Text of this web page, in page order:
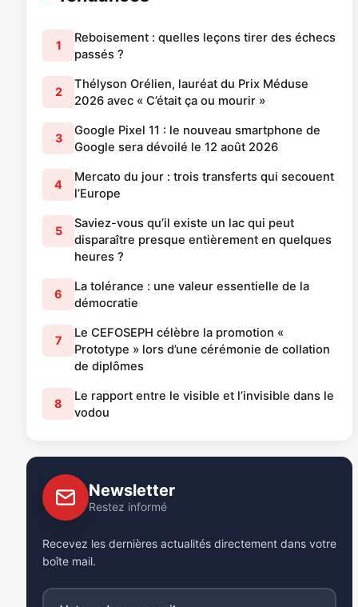
1
Reboisement : quelles leçons tirer des échecs
passés ?
2
Thélyson Orélien, lauréat du Prix Méduse
2026 avec « C’était ça ou mourir »
3
Google Pixel 11 : le nouveau smartphone de
Google sera dévoilé le 12 août 2026
4
Mercato du jour : trois transferts qui secouent
l’Europe
5
Saviez-vous qu’il existe un lac qui peut
disparaître presque entièrement en quelques
heures ?
6
La tolérance : une valeur essentielle de la
démocratie
7
Le CEFOSEPH célèbre la promotion «
Prototype » lors d’une cérémonie de collation
de diplômes
8
Le rapport entre le visible et l’invisible dans le
vodou
Newsletter
Restez informé
Recevez les dernières actualités directement dans votre
boîte mail.